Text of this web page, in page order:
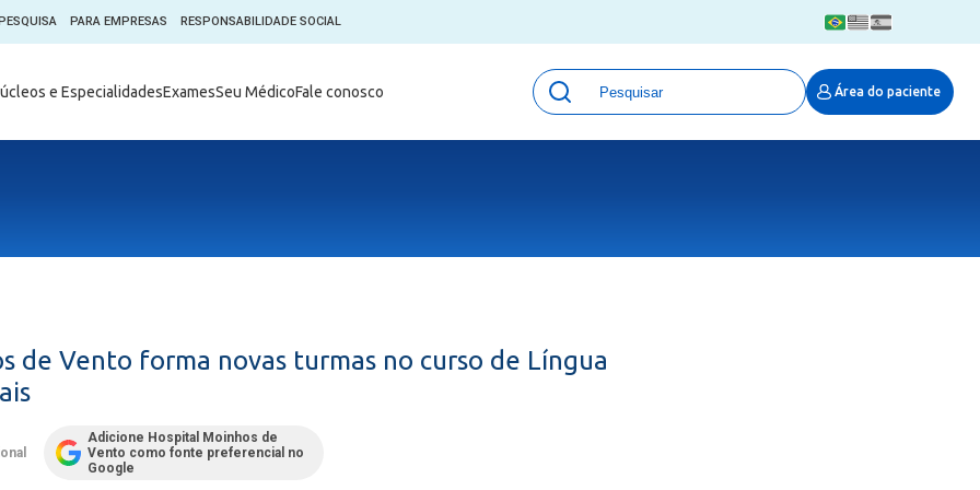
PARA EMPRESAS RESPONSABILIDADE SOCIAL
e EspecialidadesExamesSeu MédicoFale conosco Área do paciente
em Pesquisa (CEP)
Prática Clínica
Hospital do Coração Moinhos
Horários de visita no Hospital Moinhos
Notícias
Pastoral
Publicações
Unidades
Qualidade e Segurança em saúde
de Vento forma novas turmas no curso de Língua
Adicione Hospital Moinhos de
Vento como fonte preferencial no
Google